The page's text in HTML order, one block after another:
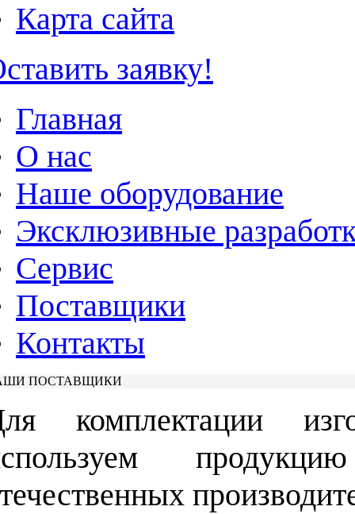
Карта сайта
заявку!
Главная
О нас
Наше оборудование
Эксклюзивные
Сервис
Поставщики
Контакты
ПОСТАВЩИКИ
комплектации